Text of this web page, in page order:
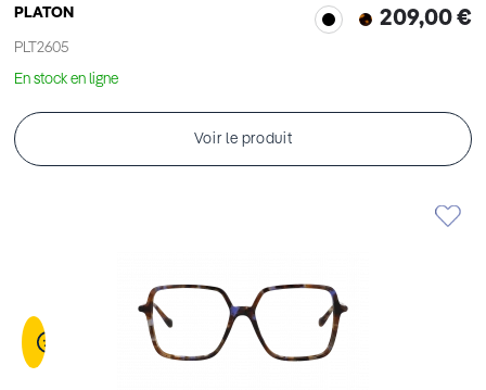
PLATON
PLT2605
209,00 €
En stock en ligne
Voir le produit